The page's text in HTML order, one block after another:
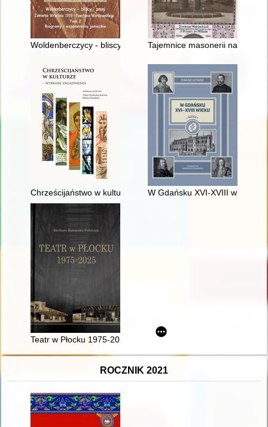
Woldenberczycy - bliscy i znani : żołnierze Września 1939 i
Tajemnice masonerii na ziemi
Chrześcijaństwo w kulturze : wybrane zagadnienia
W Gdańsku XVI-XVIII wieku :
Teatr w Płocku 1975-2025
ROCZNIK 2021